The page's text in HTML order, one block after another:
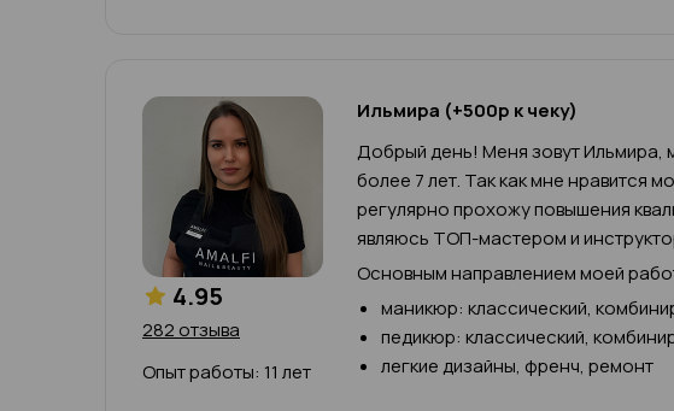
4.95
282 отзыва
Опыт работы: 11 лет
Ильмира (+500р к чеку)
Добрый день! Меня зовут Ильмира,
более 7 лет. Так как мне нравится
регулярно прохожу повышения
являюсь ТОП-мастером и
Основным направлением моей
маникюр: классический,
педикюр: классический,
легкие дизайны, френч, ремонт